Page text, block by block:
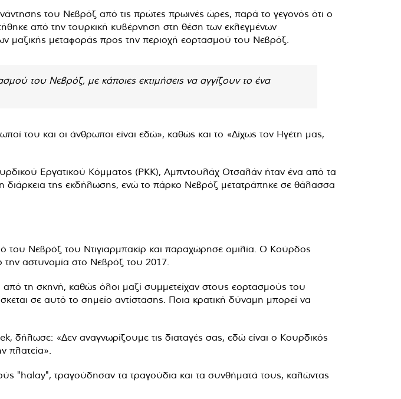
του Νεβρόζ από τις πρώτες πρωινές ώρες, παρά το γεγονός ότι ο
από την τουρκική κυβέρνηση στη θέση των εκλεγμένων
μαζικής μεταφοράς προς την περιοχή εορτασμού του Νεβρόζ.
του Νεβρόζ, με κάποιες εκτιμήσεις να αγγίζουν το ένα
του και οι άνθρωποι είναι εδώ», καθώς και το «Δίχως τον Ηγέτη μας,
Εργατικού Κόμματος (PKK), Αμπντουλάχ Οτσαλάν ήταν ένα από τα
της εκδήλωσης, ενώ το πάρκο Νεβρόζ μετατράπηκε σε θάλασσα
Νεβρόζ του Ντιγιαρμπακίρ και παραχώρησε ομιλία. Ο Κούρδος
αστυνομία στο Νεβρόζ του 2017.
τη σκηνή, καθώς όλοι μαζί συμμετείχαν στους εορτασμούς του
σε αυτό το σημείο αντίστασης. Ποια κρατική δύναμη μπορεί να
«Δεν αναγνωρίζουμε τις διαταγές σας, εδώ είναι ο Κουρδικός
πλατεία».
"halay", τραγούδησαν τα τραγούδια και τα συνθήματά τους, καλώντας